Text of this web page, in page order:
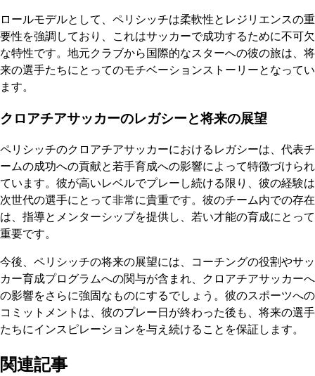
ロールモデルとして、ペリシッチは柔軟性とレジリエンスの重
要性を強調しており、これはサッカーで成功するために不可欠
な特性です。地元クラブから国際的なスターへの彼の旅は、将
来の選手たちにとってのモチベーションストーリーとなってい
ます。
クロアチアサッカーのレガシーと将来の展望
ペリシッチのクロアチアサッカーにおけるレガシーは、代表チ
ームの成功への貢献と若手育成への影響によって特徴づけられ
ています。彼が高いレベルでプレーし続ける限り、彼の経験は
次世代の選手にとって非常に貴重です。彼のチーム内での存在
は、指導とメンターシップを提供し、若い才能の育成にとって
重要です。
今後、ペリシッチの将来の展望には、コーチングの役割やサッ
カー育成プログラムへの関与が含まれ、クロアチアサッカーへ
の影響をさらに強固なものにするでしょう。彼のスポーツへの
コミットメントは、彼のプレー日が終わった後も、将来の選手
たちにインスピレーションを与え続けることを保証します。
関連記事